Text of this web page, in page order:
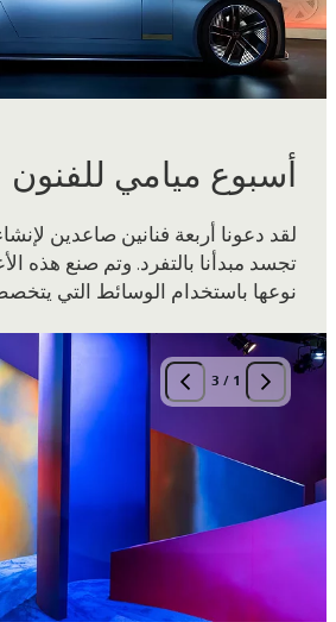
أسبوع ميامي للفنون
لقد دعونا أربعة فنانين صاعدين
تجسد مبدأنا بالتفرد. وتم صنع هذه
نوعها باستخدام الوسائط التي
1
/
3